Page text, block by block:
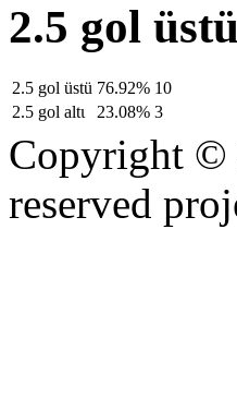
2.5 gol
2.5 gol üstü 76.92% 10
2.5 gol altι
23.08% 3
Copyright ©
reserved